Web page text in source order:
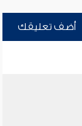
أضف تعليقك